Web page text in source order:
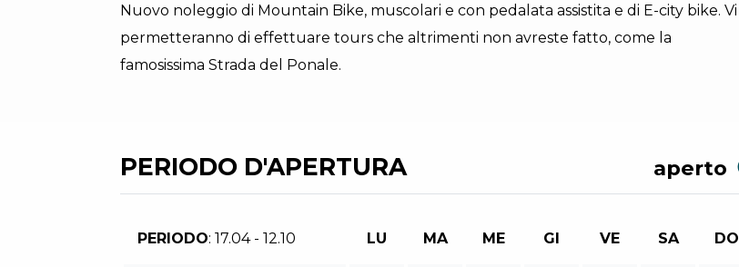
Nuovo noleggio di Mountain Bike, muscolari e con pedalata assistita e di E-city bike. Vi
permetteranno di effettuare tours che altrimenti non avreste fatto, come la
famosissima Strada del Ponale.
PERIODO D'APERTURA aperto
PERIODO: 17.04 - 12.10 LU MA ME GI VE SA DO